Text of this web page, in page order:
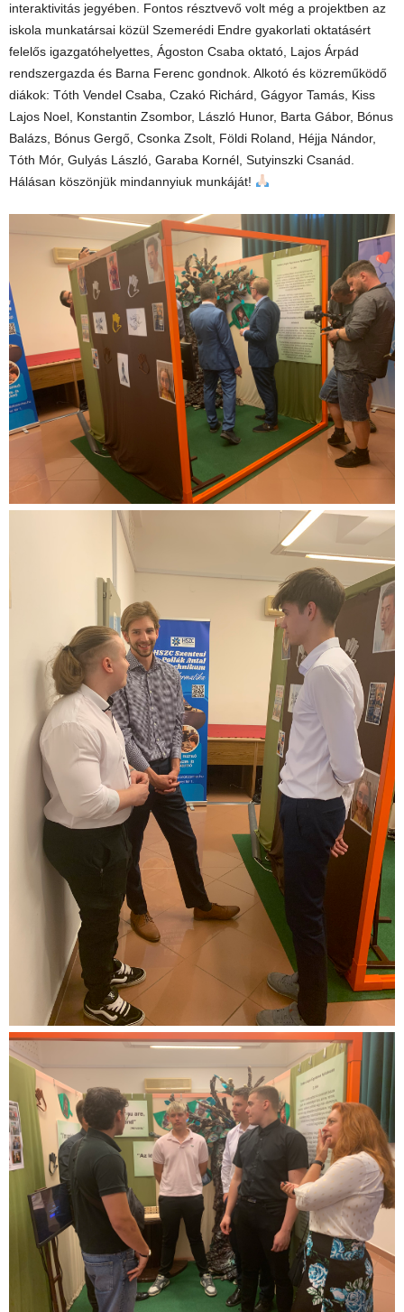
interaktivitás jegyében. Fontos résztvevő volt még a projektben az
iskola munkatársai közül Szemerédi Endre gyakorlati oktatásért
felelős igazgatóhelyettes, Ágoston Csaba oktató, Lajos Árpád
rendszergazda és Barna Ferenc gondnok. Alkotó és közreműködő
diákok: Tóth Vendel Csaba, Czakó Richárd, Gágyor Tamás, Kiss
Lajos Noel, Konstantin Zsombor, László Hunor, Barta Gábor, Bónus
Balázs, Bónus Gergő, Csonka Zsolt, Földi Roland, Héjja Nándor,
Tóth Mór, Gulyás László, Garaba Kornél, Sutyinszki Csanád.
Hálásan köszönjük mindannyiuk munkáját!